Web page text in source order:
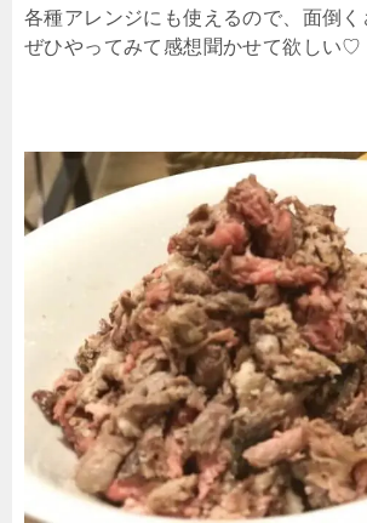
各種アレンジにも使えるので、面倒く
ぜひやってみて感想聞かせて欲しい♡